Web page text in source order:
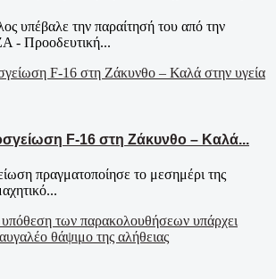
υπέβαλε την παραίτησή του από την
- Προοδευτική...
F-16 στη Ζάκυνθο – Καλά...
πραγματοποίησε το μεσημέρι της